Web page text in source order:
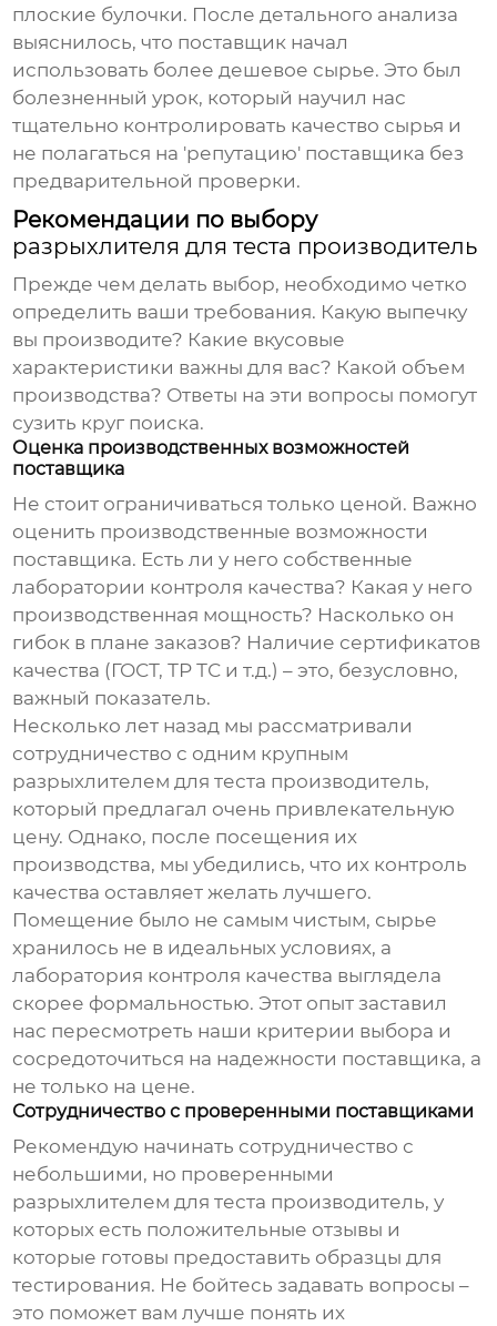
плоские булочки. После детального анализа
выяснилось, что поставщик начал
использовать более дешевое сырье. Это был
болезненный урок, который научил нас
тщательно контролировать качество сырья и
не полагаться на 'репутацию' поставщика без
предварительной проверки.
Рекомендации по выбору
разрыхлителя для теста производитель
Прежде чем делать выбор, необходимо четко
определить ваши требования. Какую выпечку
вы производите? Какие вкусовые
характеристики важны для вас? Какой объем
производства? Ответы на эти вопросы помогут
сузить круг поиска.
Оценка производственных возможностей
поставщика
Не стоит ограничиваться только ценой. Важно
оценить производственные возможности
поставщика. Есть ли у него собственные
лаборатории контроля качества? Какая у него
производственная мощность? Насколько он
гибок в плане заказов? Наличие сертификатов
качества (ГОСТ, ТР ТС и т.д.) – это, безусловно,
важный показатель.
Несколько лет назад мы рассматривали
сотрудничество с одним крупным
разрыхлителем для теста производитель,
который предлагал очень привлекательную
цену. Однако, после посещения их
производства, мы убедились, что их контроль
качества оставляет желать лучшего.
Помещение было не самым чистым, сырье
хранилось не в идеальных условиях, а
лаборатория контроля качества выглядела
скорее формальностью. Этот опыт заставил
нас пересмотреть наши критерии выбора и
сосредоточиться на надежности поставщика, а
не только на цене.
Сотрудничество с проверенными поставщиками
Рекомендую начинать сотрудничество с
небольшими, но проверенными
разрыхлителем для теста производитель, у
которых есть положительные отзывы и
которые готовы предоставить образцы для
тестирования. Не бойтесь задавать вопросы –
это поможет вам лучше понять их